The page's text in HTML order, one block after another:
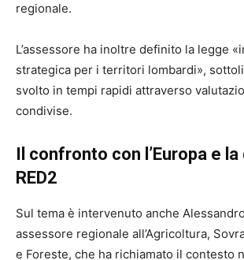
regionale.
L’assessore ha inoltre definito la legge
strategica per i territori lombardi»,
svolto in tempi rapidi attraverso
condivise.
Il confronto con l’Europa e
RED2
Sul tema è intervenuto anche
assessore regionale all’Agricoltura,
e Foreste, che ha richiamato il contesto